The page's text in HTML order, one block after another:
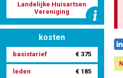
Nascholing aanmelden
Landelijke Huisartsen
Vereniging
kosten
basistarief € 375
leden € 185